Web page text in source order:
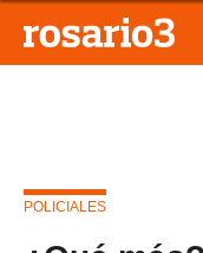
POLICIALES